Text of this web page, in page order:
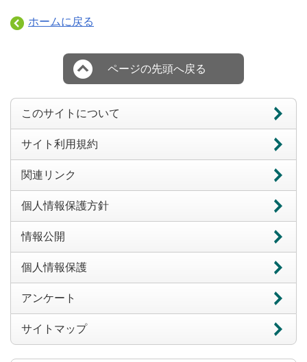
ホームに戻る
ページの先頭へ戻る
このサイトについて
サイト利用規約
関連リンク
個人情報保護方針
情報公開
個人情報保護
アンケート
サイトマップ